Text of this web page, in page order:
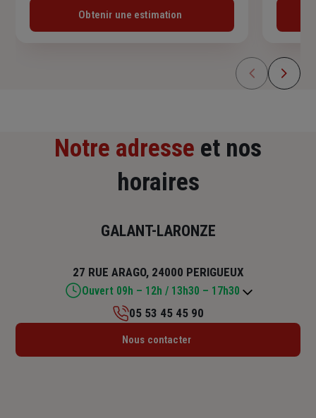
Obtenir une estimation
Notre adresse et nos
horaires
GALANT-LARONZE
27 RUE ARAGO, 24000 PERIGUEUX
Ouvert 09h – 12h / 13h30 – 17h30
Lundi : 09h – 12h / 13h30 – 17h30
05 53 45 45 90
Nous contacter